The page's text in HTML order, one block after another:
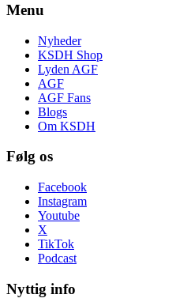
Menu
Nyheder
KSDH Shop
Lyden AGF
AGF
AGF Fans
Blogs
Om KSDH
Følg os
Facebook
Instagram
Youtube
X
TikTok
Podcast
Nyttig info